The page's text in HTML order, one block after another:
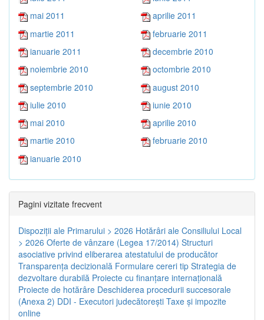
mai 2011
aprilie 2011
martie 2011
februarie 2011
ianuarie 2011
decembrie 2010
noiembrie 2010
octombrie 2010
septembrie 2010
august 2010
iulie 2010
iunie 2010
mai 2010
aprilie 2010
martie 2010
februarie 2010
ianuarie 2010
Pagini vizitate frecvent
Dispoziţii ale Primarului > 2026 Hotărâri ale Consiliului Local
> 2026 Oferte de vânzare (Legea 17/2014) Structuri
asociative privind eliberarea atestatului de producător
Transparenţa decizională Formulare cereri tip Strategia de
dezvoltare durabilă Proiecte cu finanţare internaţională
Proiecte de hotărâre Deschiderea procedurii succesorale
(Anexa 2) DDI - Executori judecătorești Taxe şi impozite
online